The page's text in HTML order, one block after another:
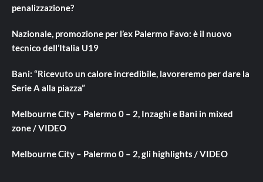
penalizzazione?
Nazionale, promozione per l’ex Palermo Favo: è il nuovo
tecnico dell’Italia U19
Bani: “Ricevuto un calore incredibile, lavoreremo per dare la
Serie A alla piazza”
Melbourne City – Palermo 0 – 2, Inzaghi e Bani in mixed
zone / VIDEO
Melbourne City – Palermo 0 – 2, gli highlights / VIDEO